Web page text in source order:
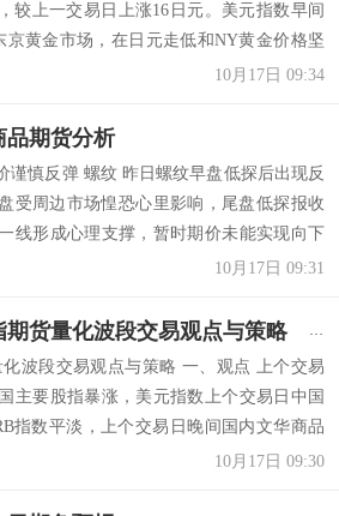
较上一交易日上涨16日元。美元指数早间
京黄金市场，在日元走低和NY黄金价格坚
日元一线的心理节点。 纵观昨天的金融市
10月17日 09:34
品期货分析
谨慎反弹 螺纹 昨日螺纹早盘低探后出现反
受周边市场惶恐心里影响，尾盘低探报收
线形成心理支撑，暂时期价未能实现向下
形态，预计今天期价还将谨慎反弹，短时
10月17日 09:31
马金斋：10月17日股指期货量化波段交易观点与策略
波段交易观点与策略 一、观点 上个交易
主要股指暴涨，美元指数上个交易日中国
指数平淡，上个交易日晚间国内文华商品
股指大升。外围市场对今天国内市场影响
10月17日 09:30